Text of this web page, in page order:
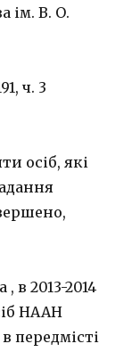
ім. В. О.
ч. 3
осіб, які
в 2013-2014
НААН
передмісті